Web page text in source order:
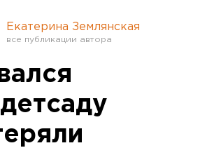
Екатерина Землянская